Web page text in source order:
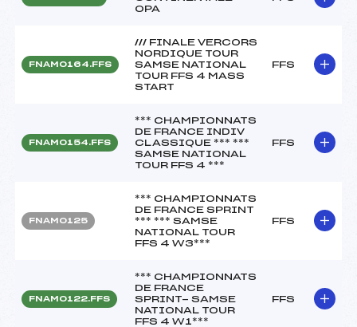
OPA
FNAM0164.FFS
/// FINALE VERCORS
NORDIQUE TOUR
SAMSE NATIONAL
TOUR FFS 4 MASS
START
FFS
FNAM0154.FFS
*** CHAMPIONNATS
DE FRANCE INDIV
CLASSIQUE *** ***
SAMSE NATIONAL
TOUR FFS 4 ***
FFS
FNAM0125
*** CHAMPIONNATS
DE FRANCE SPRINT
*** *** SAMSE
NATIONAL TOUR
FFS 4 W3***
FFS
FNAM0122.FFS
*** CHAMPIONNATS
DE FRANCE
SPRINT- SAMSE
NATIONAL TOUR
FFS 4 W1***
FFS